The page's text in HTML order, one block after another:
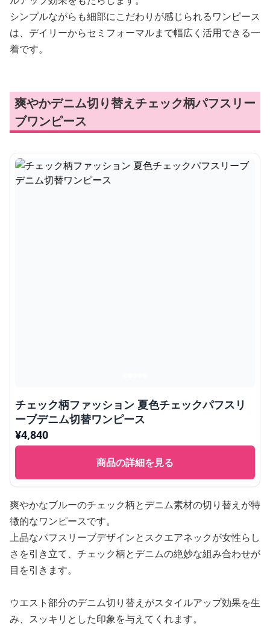
シンプルながらも細部にこだわりが感じられるワンピース
は、デイリーからセミフォーマルまで幅広く活用できる一
着です。
爽やかデニム切り替えチェック柄パフスリー
ブワンピース
チェック柄ファッション 夏色チェックパフスリ
ーブデニム切替ワンピース
¥4,840
商品の詳細を見る
爽やかなブルーのチェック柄とデニム素材の切り替えが特
徴的なワンピースです。
上品なパフスリーブデザインとスクエアネックが女性らし
さを引き立て、チェック柄とデニムの絶妙な組み合わせが
目を引きます。
ウエスト部分のデニム切り替えがスタイルアップ効果を生
み、スッキリとした印象を与えてくれます。